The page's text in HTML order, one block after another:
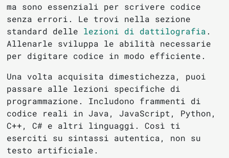
ma sono essenziali per scrivere codice
senza errori. Le trovi nella sezione
standard delle lezioni di dattilografia .
Allenarle sviluppa le abilità necessarie
per digitare codice in modo efficiente.
Una volta acquisita dimestichezza, puoi
passare alle lezioni specifiche di
programmazione. Includono frammenti di
codice reali in Java, JavaScript, Python,
C++, C# e altri linguaggi. Così ti
eserciti su sintassi autentica, non su
testo artificiale.